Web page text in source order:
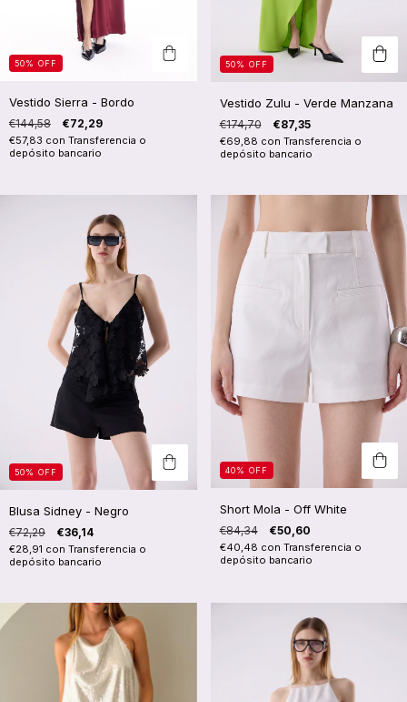
50% OFF
Vestido Sierra - Bordo
€144,58 €72,29
€57,83 con Transferencia o
depósito bancario
50% OFF
Vestido Zulu - Verde Manzana
€174,70 €87,35
€69,88 con Transferencia o
depósito bancario
50% OFF
Blusa Sidney - Negro
€72,29 €36,14
€28,91 con Transferencia o
depósito bancario
40% OFF
Short Mola - Off White
€84,34 €50,60
€40,48 con Transferencia o
depósito bancario